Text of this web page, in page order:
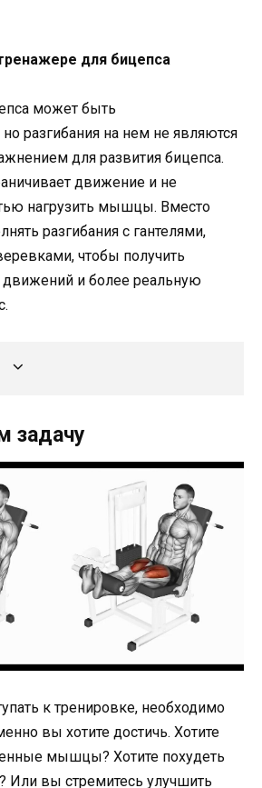
для бицепса
может быть
разгибания на нем не являются
для развития бицепса.
движение и не
нагрузить мышцы. Вместо
разгибания с гантелями,
чтобы получить
и более реальную
задачу
к тренировке, необходимо
вы хотите достичь. Хотите
мышцы? Хотите похудеть
Или вы стремитесь улучшить